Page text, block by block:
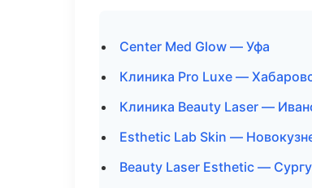
Center Med Glow — Уфа
Клиника Pro Luxe —
Клиника Beauty Laser —
Esthetic Lab Skin —
Beauty Laser Esthetic —